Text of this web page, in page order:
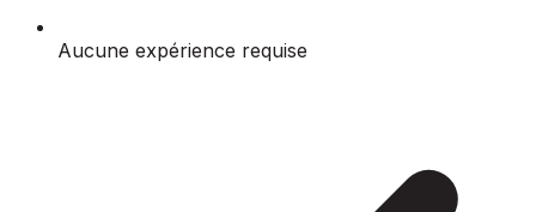
Aucune expérience requise